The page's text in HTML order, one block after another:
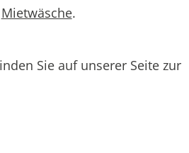
Mietwäsche.
Sie auf unserer Seite zur